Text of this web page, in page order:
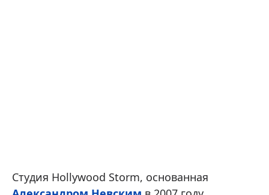
Студия Hollywood Storm, основанная